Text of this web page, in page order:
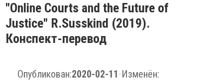
"Online Courts and the Future of
Justice" R.Susskind (2019).
Конспект-перевод
Опубликован:2020-02-11•Изменён: